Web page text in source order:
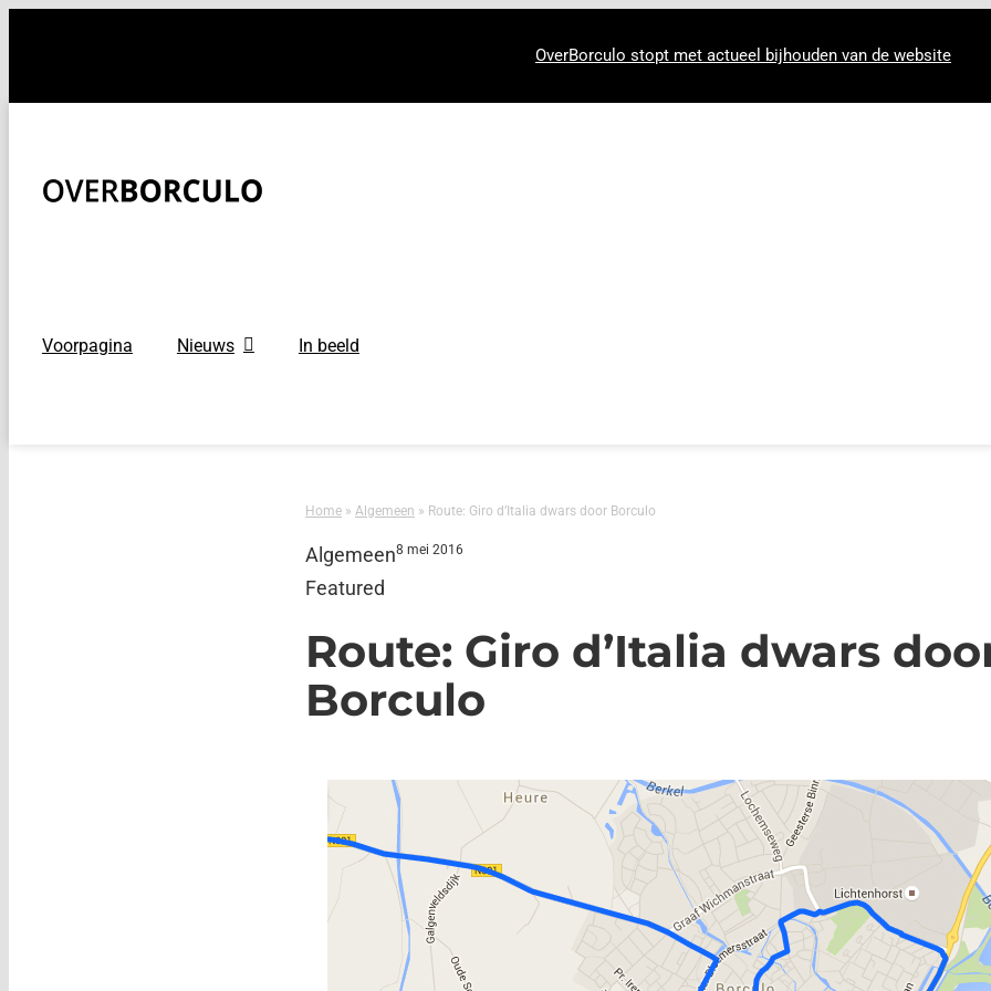
OverBorculo stopt met actueel bijhouden van de website
Voorpagina Nieuws In beeld
Home »Algemeen » Route: Giro d’Italia dwars door Borculo
Algemeen
Featured
8 mei 2016
Route: Giro d’Italia dwars
Borculo